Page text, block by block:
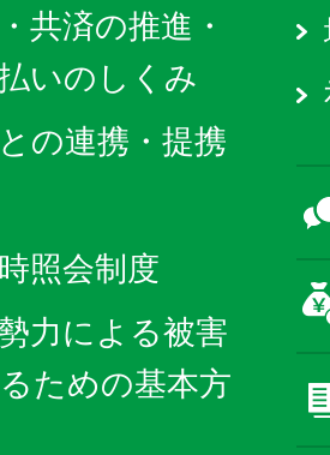
共済の推進・
いのしくみ
の連携・提携
照会制度
力による被害
ための基本方